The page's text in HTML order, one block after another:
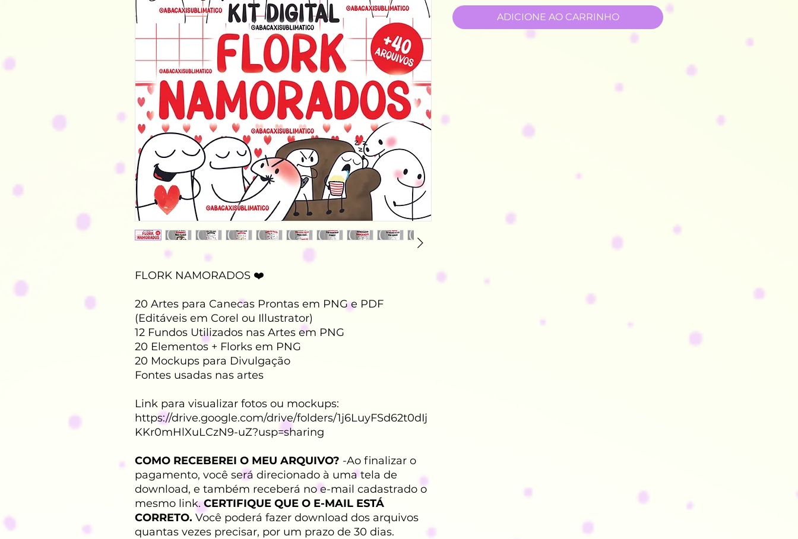
FLORK NAMORADOS ❤️
20 Artes para Canecas Prontas em PNG e PDF
(Editáveis em Corel ou Illustrator)
12 Fundos Utilizados nas Artes em PNG
20 Elementos + Florks em PNG
20 Mockups para Divulgação
Fontes usadas nas artes
Link para visualizar fotos ou mockups:
https://drive.google.com/drive/folders/1j6LuyFSd62t0dIj
KKr0mHlXuLCzN9-uZ?usp=sharing
COMO RECEBEREI O MEU ARQUIVO? -Ao finalizar o
pagamento, você será direcionado à uma tela de
download, e também receberá no e-mail cadastrado o
mesmo link.CERTIFIQUE QUE O E-MAIL ESTÁ
CORRETO. Você poderá fazer download dos arquivos
quantas vezes precisar, por um prazo de 30 dias.
ADICIONE AO CARRINHO